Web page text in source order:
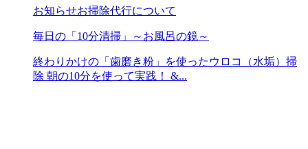
お知らせお掃除代行について
毎日の「10分清掃」～お風呂の鏡～
終わりかけの「歯磨き粉」を使ったウロコ（水垢）掃
除 朝の10分を使って実践！ &...